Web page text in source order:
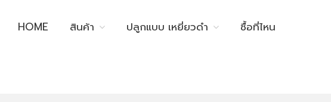
HOME สินค้า ปลูกแบบ เหยี่ยวดำ ซื้อที่ไหน